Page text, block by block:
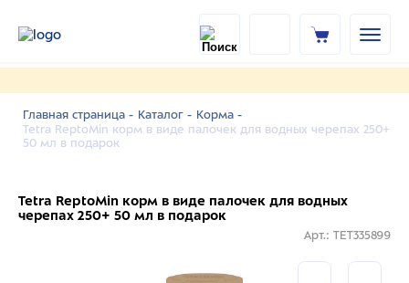
Главная страница - Каталог - Корма -
Tetra ReptoMin корм в виде палочек для водных черепах 250+
50 мл в подарок
Tetra ReptoMin корм в виде палочек для водных
черепах 250+ 50 мл в подарок
Арт.: TET335899